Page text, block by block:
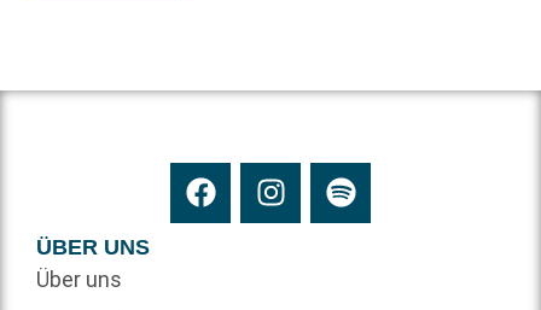
ÜBER UNS
Über uns